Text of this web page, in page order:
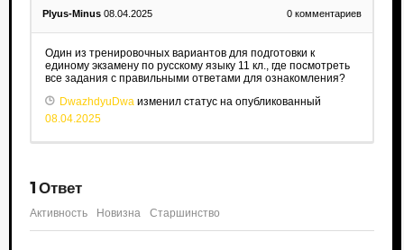
Plyus-Minus 08.04.2025 0 комментариев
Один из тренировочных вариантов для подготовки к
единому экзамену по русскому языку 11 кл., где посмотреть
все задания с правильными ответами для ознакомления?
DwazhdyuDwaизменил статус на опубликованный
08.04.2025
1Ответ
Активность Новизна Старшинство